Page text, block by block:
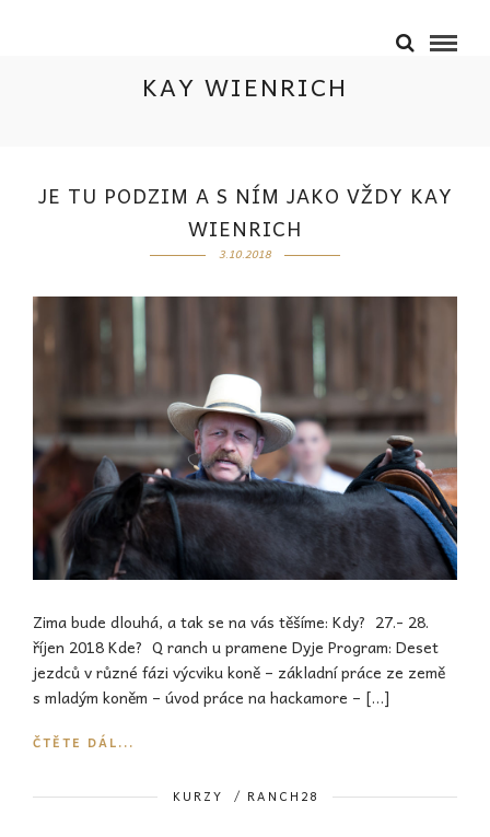
KAY WIENRICH
JE TU PODZIM A S NÍM JAKO VŽDY KAY
WIENRICH
3.10.2018
Zima bude dlouhá, a tak se na vás těšíme: Kdy? 27.- 28.
říjen 2018 Kde? Q ranch u pramene Dyje Program: Deset
jezdců v různé fázi výcviku koně – základní práce ze země
s mladým koněm – úvod práce na hackamore – […]
ČTĚTE DÁL...
KURZY / RANCH28